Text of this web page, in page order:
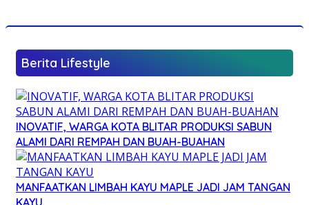
Berita Lifestyle
INOVATIF, WARGA KOTA BLITAR PRODUKSI SABUN
ALAMI DARI REMPAH DAN BUAH-BUAHAN
MANFAATKAN LIMBAH KAYU MAPLE JADI JAM TANGAN
KAYU